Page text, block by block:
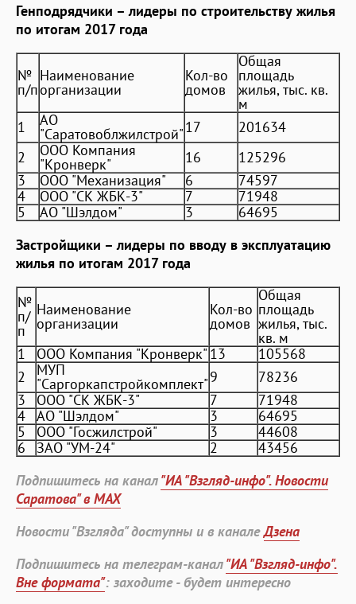
Генподрядчики – лидеры по строительству жилья
по итогам 2017 года
№
п/п
Наименование
организации
Кол-во
домов
Общая
площадь
жилья, тыс. кв.
м
1
АО
"Саратовоблжилстрой"17
201634
2
ООО Компания
"Кронверк" 16
125296
3
ООО "Механизация" 6
74597
4
ООО "СК ЖБК-3" 7
71948
5
АО "Шэлдом" 3
64695
Застройщики – лидеры по вводу в эксплуатацию
жилья по итогам 2017 года
№
п/
п
Наименование
организации
Кол-во
домов
Общая
площадь
жилья, тыс.
кв. м
1
ООО Компания "Кронверк"13
105568
2
МУП
"Саргоркапстройкомплект"9
78236
3
ООО "СК ЖБК-3" 7
71948
4
АО "Шэлдом" 3
64695
5
ООО "Госжилстрой" 3
44608
6
ЗАО "УМ-24" 2
43456
Подпишитесь на канал"ИА "Взгляд-инфо". Новости
Саратова" в MAX
Новости "Взгляда" доступны и в каналеДзена
Подпишитесь на телеграм-канал"ИА "Взгляд-инфо".
Вне формата": заходите - будет интересно